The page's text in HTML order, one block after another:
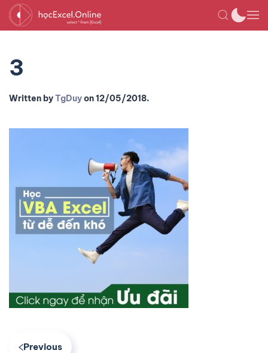
3
Written byTgDuyon12/05/2018.
Previous